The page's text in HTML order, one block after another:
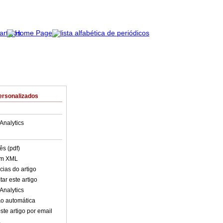
(pdf)
XML
do artigo
este artigo
automática
artigo por email